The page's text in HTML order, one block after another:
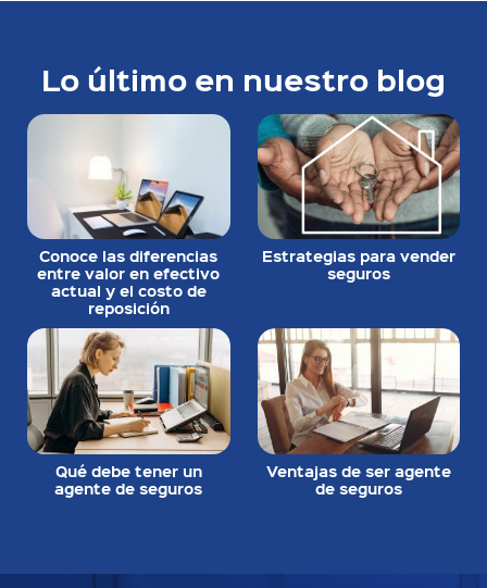
Lo último en nuestro blog
Conoce las diferencias
entre valor en efectivo
actual y el costo de
reposición
Estrategias para vender
seguros
Qué debe tener un
agente de seguros
Ventajas de ser agente
de seguros